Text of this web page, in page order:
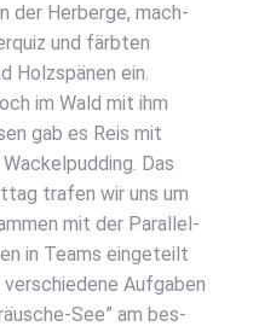
der Her­ber­ge, mach­
und färb­ten
Holz­spä­nen ein.
im Wald mit ihm
gab es Reis mit
Das
tra­fen wir uns um
mit der Par­al­lel­
in Teams ein­ge­teilt
Auf­ga­ben
See” am bes­